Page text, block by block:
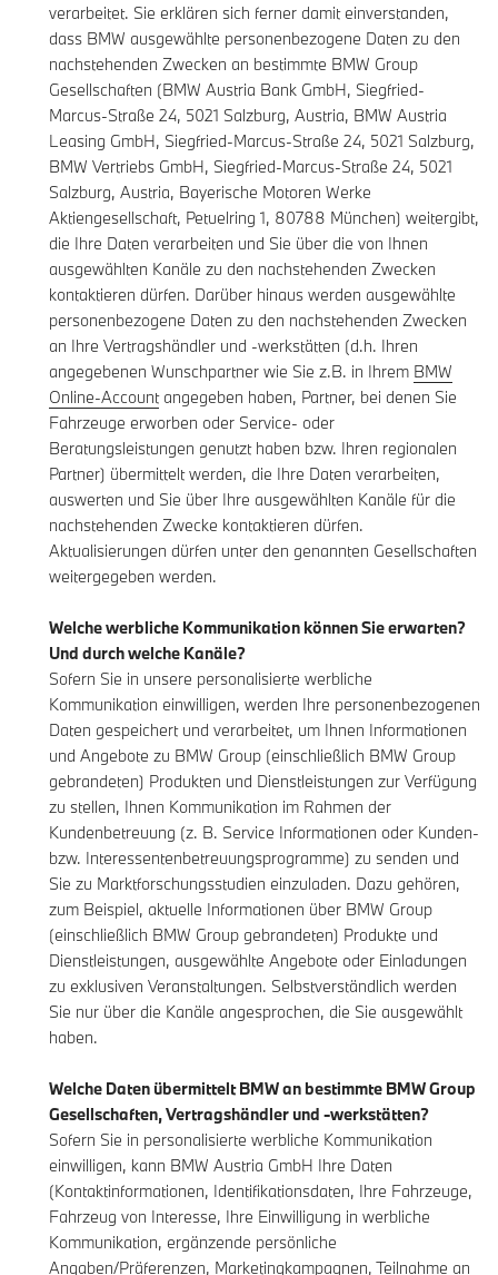
verarbeitet. Sie erklären sich ferner damit einverstanden,
dass BMW ausgewählte personenbezogene Daten zu den
nachstehenden Zwecken an bestimmte BMW Group
Gesellschaften (BMW Austria Bank GmbH, Siegfried-
Marcus-Straße 24, 5021 Salzburg, Austria, BMW Austria
Leasing GmbH, Siegfried-Marcus-Straße 24, 5021 Salzburg,
BMW Vertriebs GmbH, Siegfried-Marcus-Straße 24, 5021
Salzburg, Austria, Bayerische Motoren Werke
Aktiengesellschaft, Petuelring 1, 80788 München) weitergibt,
die Ihre Daten verarbeiten und Sie über die von Ihnen
ausgewählten Kanäle zu den nachstehenden Zwecken
kontaktieren dürfen. Darüber hinaus werden ausgewählte
personenbezogene Daten zu den nachstehenden Zwecken
an Ihre Vertragshändler und -werkstätten (d.h. Ihren
angegebenen Wunschpartner wie Sie z.B. in Ihrem BMW
Online-Accountangegeben haben, Partner, bei denen Sie
Fahrzeuge erworben oder Service- oder
Beratungsleistungen genutzt haben bzw. Ihren regionalen
Partner) übermittelt werden, die Ihre Daten verarbeiten,
auswerten und Sie über Ihre ausgewählten Kanäle für die
nachstehenden Zwecke kontaktieren dürfen.
Aktualisierungen dürfen unter den genannten Gesellschaften
weitergegeben werden.
Welche werbliche Kommunikation können Sie erwarten?
Und durch welche Kanäle?
Sofern Sie in unsere personalisierte werbliche
Kommunikation einwilligen, werden Ihre personenbezogenen
Daten gespeichert und verarbeitet, um Ihnen Informationen
und Angebote zu BMW Group (einschließlich BMW Group
gebrandeten) Produkten und Dienstleistungen zur Verfügung
zu stellen, Ihnen Kommunikation im Rahmen der
Kundenbetreuung (z. B. Service Informationen oder Kunden-
bzw. Interessentenbetreuungsprogramme) zu senden und
Sie zu Marktforschungsstudien einzuladen. Dazu gehören,
zum Beispiel, aktuelle Informationen über BMW Group
(einschließlich BMW Group gebrandeten) Produkte und
Dienstleistungen, ausgewählte Angebote oder Einladungen
zu exklusiven Veranstaltungen. Selbstverständlich werden
Sie nur über die Kanäle angesprochen, die Sie ausgewählt
haben.
Welche Daten übermittelt BMW an bestimmte BMW Group
Gesellschaften, Vertragshändler und -werkstätten?
Sofern Sie in personalisierte werbliche Kommunikation
einwilligen, kann BMW Austria GmbH Ihre Daten
(Kontaktinformationen, Identifikationsdaten, Ihre Fahrzeuge,
Fahrzeug von Interesse, Ihre Einwilligung in werbliche
Kommunikation, ergänzende persönliche
Angaben/Präferenzen, Marketingkampagnen, Teilnahme an